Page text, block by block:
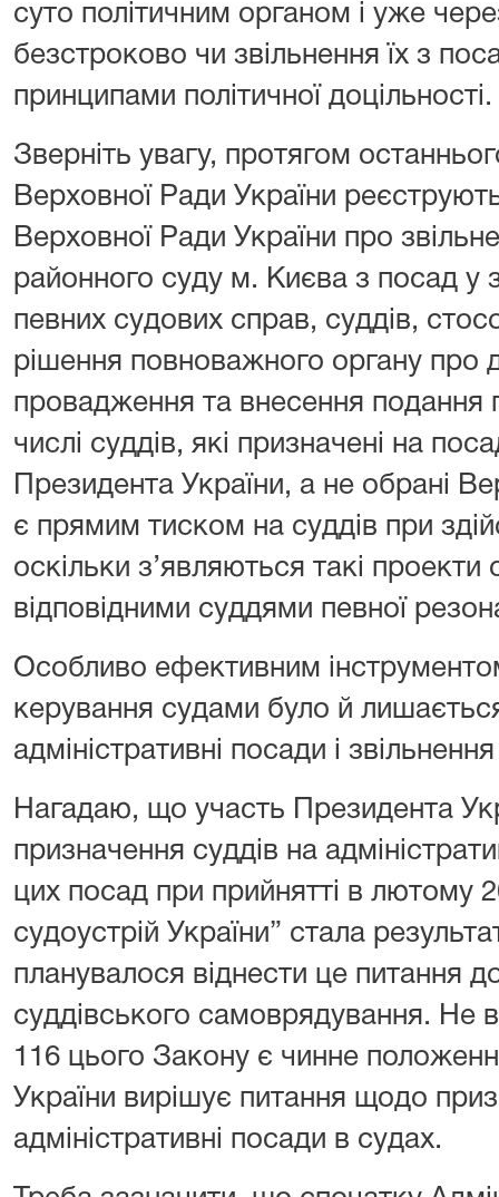
суто політичним органом і уже
безстроково чи звільнення їх з
принципами політичної доцільності.
Зверніть увагу, протягом
Верховної Ради України
Верховної Ради України про
районного суду м. Києва з посад у
певних судових справ, суддів,
рішення повноважного органу про
провадження та внесення подання
числі суддів, які призначені на
Президента України, а не обрані
є прямим тиском на суддів при
оскільки з’являються такі
відповідними суддями певної
Особливо ефективним
керування судами було й
адміністративні посади і
Нагадаю, що участь Президента
призначення суддів на
цих посад при прийнятті в лютому
судоустрій України” стала
планувалося віднести це питання
суддівського самоврядування. Не
116 цього Закону є чинне
України вирішує питання щодо
адміністративні посади в судах.